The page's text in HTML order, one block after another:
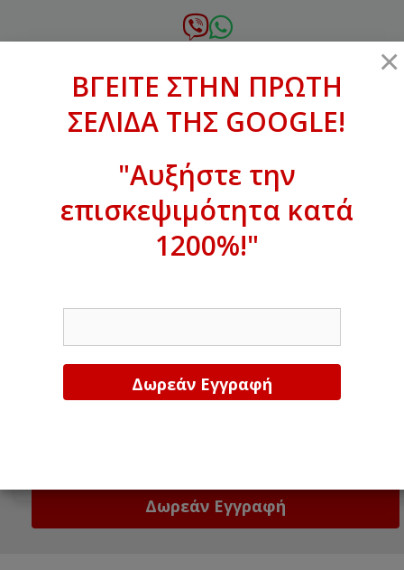
σε
xanthogenous@gmail.com
ΒΓΕΙΤΕ ΣΤΗΝ ΠΡΩΤΗ ΣΕΛΙΔΑ ΤΗΣ
GOOGLE!
×
ΒΓΕΙΤΕ ΣΤΗΝ ΠΡΩΤΗ
ΣΕΛΙΔΑ ΤΗΣ GOOGLE!
"Αυξήστε την
επισκεψιμότητα κατά
1200%!"